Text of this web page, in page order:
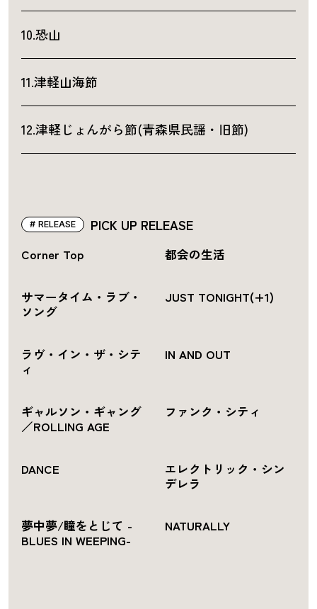
10.恐山
11.津軽山海節
12.津軽じょんがら節(青森県民謡・旧節)
PICK UP RELEASE
RELEASE
Corner Top 都会の生活
サマータイム・ラブ・
ソング
JUST TONIGHT(+1)
ラヴ・イン・ザ・シテ
ィ
IN AND OUT
ギャルソン・ギャング
／ROLLING AGE
ファンク・シティ
DANCE
エレクトリック・シン
デレラ
夢中夢/瞳をとじて -
BLUES IN WEEPING-
NATURALLY